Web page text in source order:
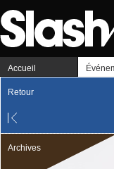
Accueil
Retour
Archives